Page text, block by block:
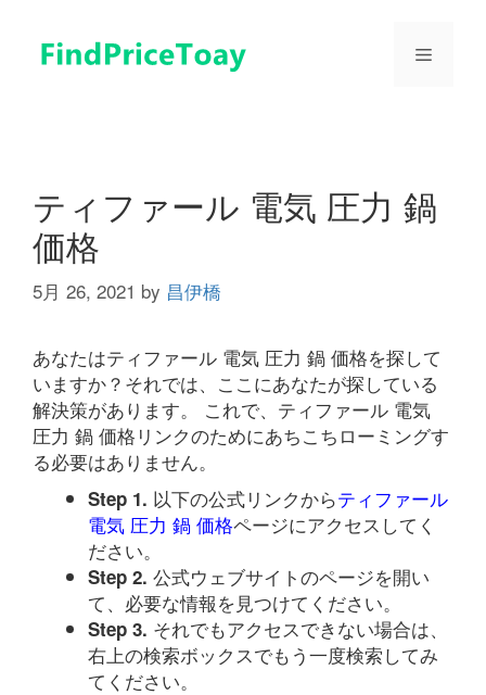
メ
ティファール 電気 圧力 鍋
価格
5月 26, 2021 by 昌伊橋
あなたはティファール 電気 圧力 鍋 価格を探して
いますか？それでは、ここにあなたが探している
解決策があります。 これで、ティファール 電気
圧力 鍋 価格リンクのためにあちこちローミングす
る必要はありません。
Step 1. 以下の公式リンクからティファール
電気 圧力 鍋 価格ページにアクセスしてく
ださい。
Step 2. 公式ウェブサイトのページを開い
て、必要な情報を見つけてください。
Step 3. それでもアクセスできない場合は、
右上の検索ボックスでもう一度検索してみ
てください。